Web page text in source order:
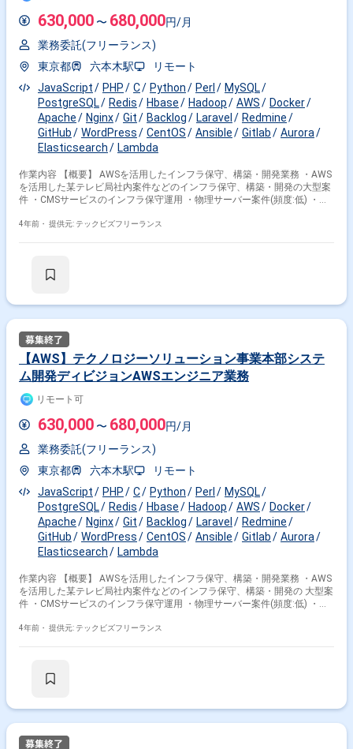
630,000 〜 680,000円/月
業務委託(フリーランス)
東京都
六本木駅
リモート
JavaScript
PHP C Python Perl
MySQL
PostgreSQL
Redis Hbase Hadoop AWS
Docker
Apache
Nginx Git Backlog Laravel
Redmine
GitHub
WordPress CentOS Ansible Gitlab
Aurora
Elasticsearch
Lambda
作業内容 【概要】 AWSを活用したインフラ保守、構築・開発業務 ・AWS
を活用した某テレビ局社内案件などのインフラ保守、構築・開発の大型案
件 ・CMSサービスのインフラ保守運用 ・物理サーバー案件(頻度:低) ・イ
境までを扱う業務内容の いづれかをご担当いただきます。 アサイン予定
EFS,DynamoDB,ElasticsearchService,Aurora,RDS各種,
vsftp,Zabbix,crond,OpenSSL,Elasticsearch,Kibana,Fluentd,
Docker,Ansible,Hadoop,HBase,Hive,Pig,ZooKeeper,
Git,GitHub,Gitlab,GitlabCIRunner,CircleCI,Redmine,
WordPress,Laravel,RubyOnRails,CentOS,Debian,Vernish,
中心に活用しております。 その他: Fastly、Twilio、Mackerel、Slack、
18:00勤務(7時間稼働、1時間休憩) ※土日祝日の出社は基本的にありませ
す！
4年前・ 提供元: テックビズフリーランス
【AWS】テクノロジーソリューション事業本部システ
ム開発ディビジョンAWSエンジニア業務
リモート可
630,000 〜 680,000円/月
業務委託(フリーランス)
東京都
六本木駅
リモート
JavaScript
PHP C Python Perl
MySQL
PostgreSQL
Redis Hbase Hadoop AWS
Docker
Apache
Nginx Git Backlog Laravel
Redmine
GitHub
WordPress CentOS Ansible Gitlab
Aurora
Elasticsearch
Lambda
作業内容 【概要】 AWSを活用したインフラ保守、構築・開発業務 ・AWS
を活用した某テレビ局社内案件などのインフラ保守、構築・開発の 大型案
件 ・CMSサービスのインフラ保守運用 ・物理サーバー案件(頻度:低) ・イ
境までを扱う業務内容の いづれかをご担当いただきます。 アサイン予定
EFS,DynamoDB,ElasticsearchService,Aurora,RDS各種,
vsftp,Zabbix,crond,OpenSSL,Elasticsearch,Kibana,Fluentd,
4年前・ 提供元: テックビズフリーランス
掛け合わせ条件で絞り込む
Hive × 在宅・リモート
その他の条件で検索する
その他開発言語・スキルから探す
MySQL
Rails Redis
アプリケーションエンジニア